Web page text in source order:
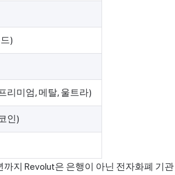
)
리미엄, 메탈, 울트라)
인)
지 Revolut은 은행이 아닌 전자화폐 기관